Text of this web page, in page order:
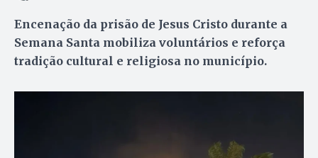
Encenação da prisão de Jesus Cristo durante a
Semana Santa mobiliza voluntários e reforça
tradição cultural e religiosa no município.